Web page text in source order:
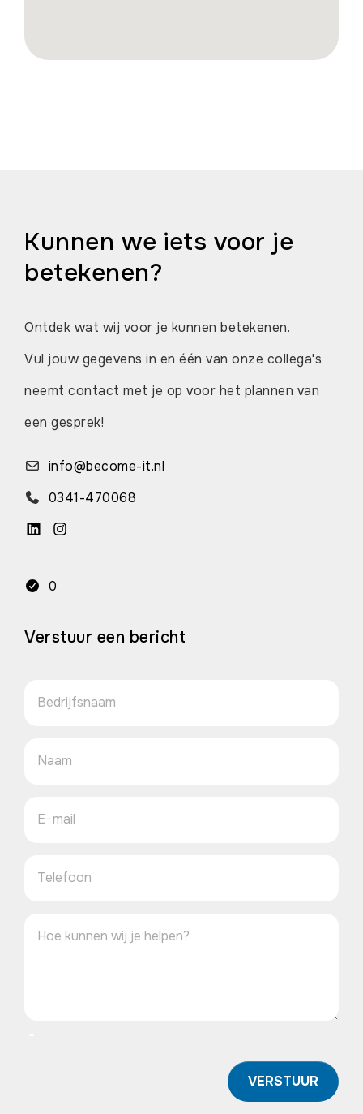
Kunnen we iets voor je
betekenen?
Ontdek wat wij voor je kunnen betekenen.
Vul jouw gegevens in en één van onze collega's
neemt contact met je op voor het plannen van
een gesprek!
info@become-it.nl
0341-470068
0
Verstuur een bericht